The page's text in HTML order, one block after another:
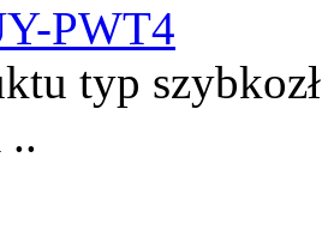
PWT4
typ
..